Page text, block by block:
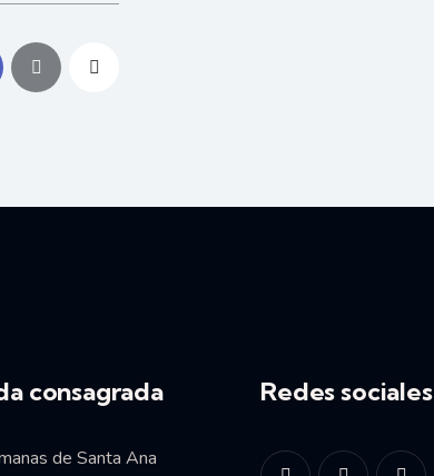
consagrada
de Santa Ana
Redes sociales